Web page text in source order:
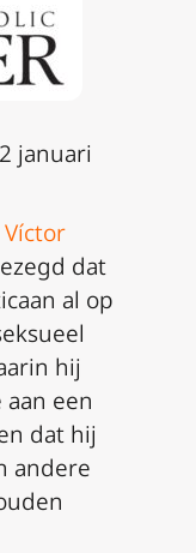
januari
dat
al op
hij
een
dat hij
andere